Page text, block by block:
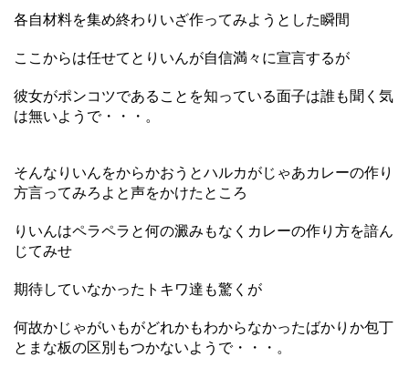
各自材料を集め終わりいざ作ってみようとした瞬間
ここからは任せてとりいんが自信満々に宣言するが
彼女がポンコツであることを知っている面子は誰も聞く気
は無いようで・・・。
そんなりいんをからかおうとハルカがじゃあカレーの作り
方言ってみろよと声をかけたところ
りいんはペラペラと何の澱みもなくカレーの作り方を諳ん
じてみせ
期待していなかったトキワ達も驚くが
何故かじゃがいもがどれかもわからなかったばかりか包丁
とまな板の区別もつかないようで・・・。